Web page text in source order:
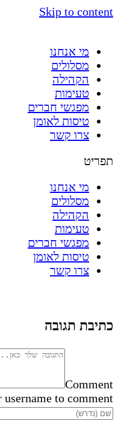
Skip to content
מי אנחנו
מסלולים
הקהילה
טעימות
מפגשי חברים
טיסות לאומן
צרו קשר
תפריט
מי אנחנו
מסלולים
הקהילה
טעימות
מפגשי חברים
טיסות לאומן
צרו קשר
כתיבת תגובה
Comment
to comment